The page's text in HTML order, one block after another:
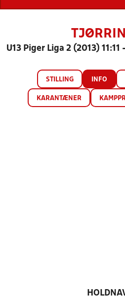
U13 Piger Liga 2 (2013)
STILLING INFO
KARANTÆNER